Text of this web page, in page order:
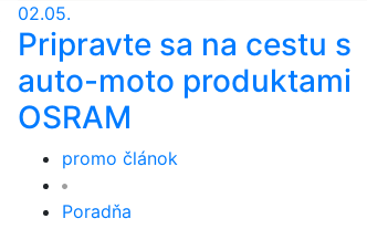
02.05.
Pripravte sa na cestu s
auto-moto produktami
OSRAM
promo článok
Poradňa